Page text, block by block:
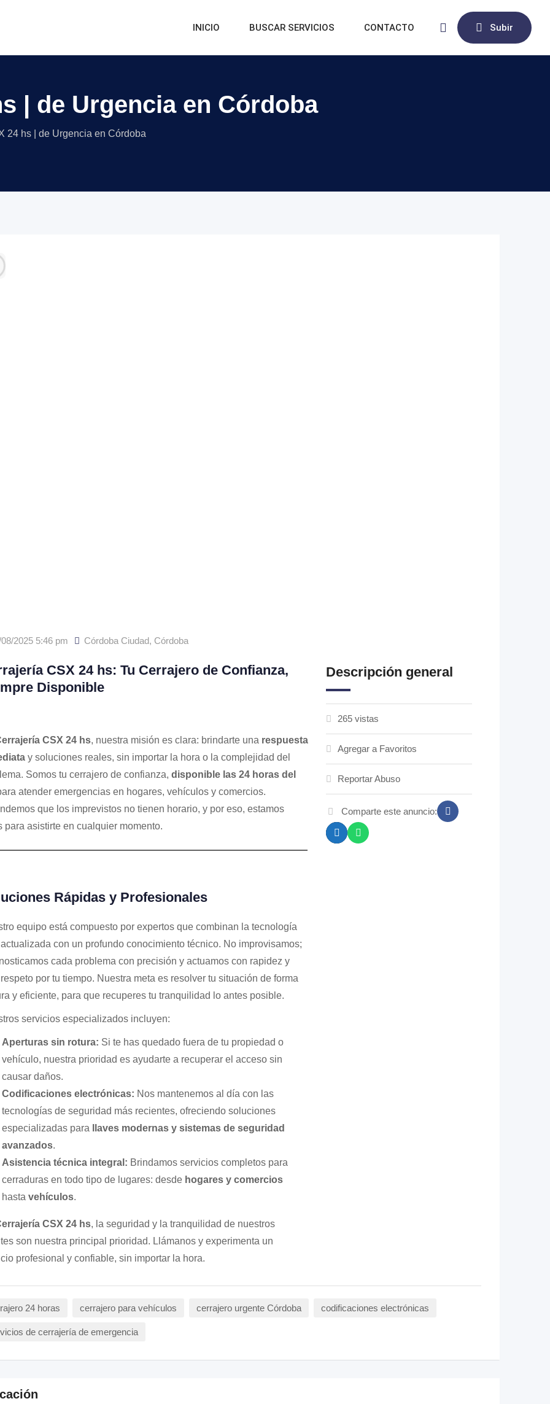
Subir
INICIO BUSCAR SERVICIOS CONTACTO
| de Urgencia en Córdoba
24 hs | de Urgencia en Córdoba
2025 5:46 pm Córdoba Ciudad, Córdoba
CSX 24 hs: Tu Cerrajero de Confianza,
Disponible
CSX 24 hs, nuestra misión es clara: brindarte una respuesta
y soluciones reales, sin importar la hora o la complejidad del
Somos tu cerrajero de confianza, disponible las 24 horas del
atender emergencias en hogares, vehículos y comercios.
que los imprevistos no tienen horario, y por eso, estamos
para asistirte en cualquier momento.
Rápidas y Profesionales
equipo está compuesto por expertos que combinan la tecnología
con un profundo conocimiento técnico. No improvisamos;
cada problema con precisión y actuamos con rapidez y
por tu tiempo. Nuestra meta es resolver tu situación de forma
y eficiente, para que recuperes tu tranquilidad lo antes posible.
servicios especializados incluyen:
Aperturas sin rotura: Si te has quedado fuera de tu propiedad o
vehículo, nuestra prioridad es ayudarte a recuperar el acceso sin
causar daños.
Codificaciones electrónicas: Nos mantenemos al día con las
tecnologías de seguridad más recientes, ofreciendo soluciones
especializadas para
llaves modernas y sistemas de seguridad
avanzados.
Asistencia técnica integral: Brindamos servicios completos para
cerraduras en todo tipo de lugares: desde hogares y comercios
hasta vehículos.
CSX 24 hs, la seguridad y la tranquilidad de nuestros
son nuestra principal prioridad. Llámanos y experimenta un
profesional y confiable, sin importar la hora.
Descripción general
265 vistas
Agregar a Favoritos
Reportar Abuso
Comparte este anuncio:
24 horas cerrajero para vehículos cerrajero urgente Córdoba codificaciones electrónicas
de cerrajería de emergencia